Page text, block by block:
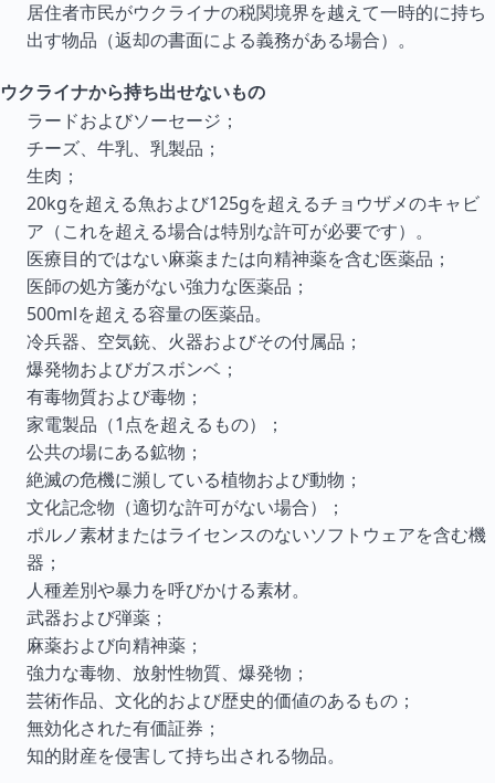
居住者市民がウクライナの税関境界を越えて一時的に持ち
出す物品（返却の書面による義務がある場合）。
ウクライナから持ち出せないもの
ラードおよびソーセージ；
チーズ、牛乳、乳製品；
生肉；
20kgを超える魚および125gを超えるチョウザメのキャビ
ア（これを超える場合は特別な許可が必要です）。
医療目的ではない麻薬または向精神薬を含む医薬品；
医師の処方箋がない強力な医薬品；
500mlを超える容量の医薬品。
冷兵器、空気銃、火器およびその付属品；
爆発物およびガスボンベ；
有毒物質および毒物；
家電製品（1点を超えるもの）；
公共の場にある鉱物；
絶滅の危機に瀕している植物および動物；
文化記念物（適切な許可がない場合）；
ポルノ素材またはライセンスのないソフトウェアを含む機
器；
人種差別や暴力を呼びかける素材。
武器および弾薬；
麻薬および向精神薬；
強力な毒物、放射性物質、爆発物；
芸術作品、文化的および歴史的価値のあるもの；
無効化された有価証券；
知的財産を侵害して持ち出される物品。